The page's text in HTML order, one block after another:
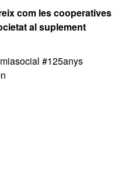
com les cooperatives
al suplement
#125anys